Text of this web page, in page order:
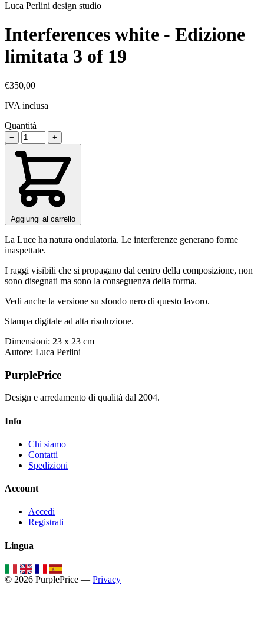
Luca Perlini design studio
Interferences white - Edizione
limitata 3 of 19
€350,00
IVA inclusa
Quantità
− +
Aggiungi al carrello
La Luce ha natura ondulatoria. Le interferenze generano forme
inaspettate.
I raggi visibili che si propagano dal centro della composizione, non
sono disegnati ma sono la conseguenza della forma.
Vedi anche la versione su sfondo nero di questo lavoro.
Stampa digitale ad alta risoluzione.
Dimensioni: 23 x 23 cm
Autore: Luca Perlini
PurplePrice
Design e arredamento di qualità dal 2004.
Info
Chi siamo
Contatti
Spedizioni
Account
Accedi
Registrati
Lingua
© 2026 PurplePrice — Privacy